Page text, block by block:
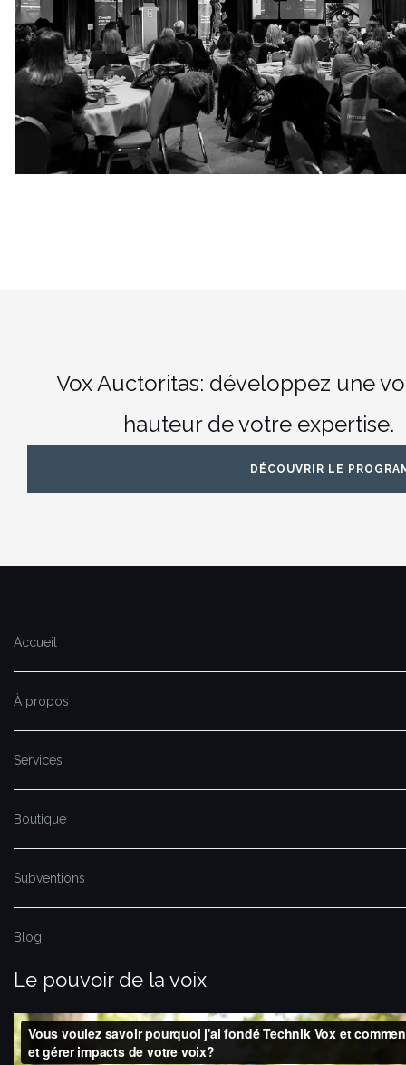
Vox Auctoritas: développez une
hauteur de votre expertise.
DÉCOUVRIR LE
Accueil
À propos
Services
Boutique
Subventions
Blog
Le pouvoir de la voix
Lecteur
vidéo